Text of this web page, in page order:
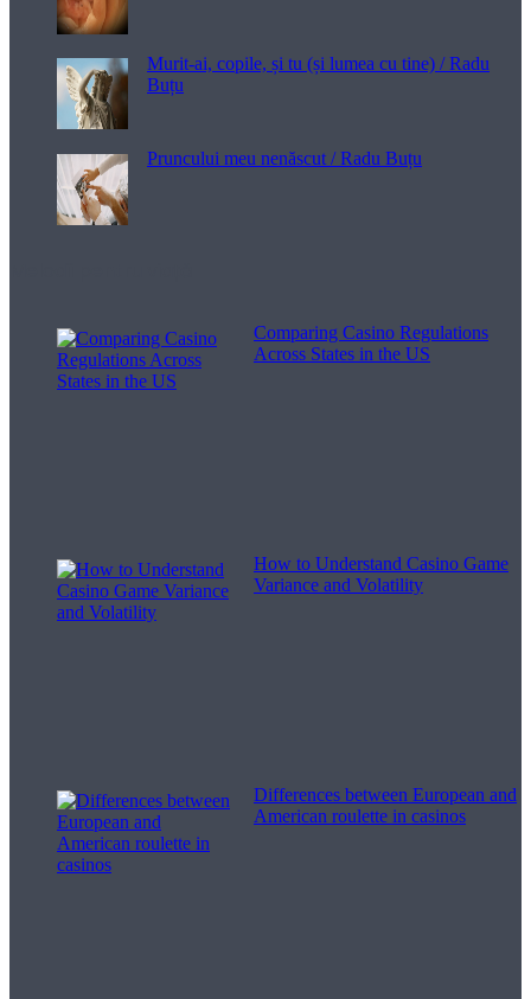
Murit-ai, copile, și tu (și lumea cu tine) / Radu
Buțu
Pruncului meu nenăscut / Radu Buțu
Comparing Casino Regulations
Across States in the US
How to Understand Casino Game
Variance and Volatility
Differences between European and
American roulette in casinos